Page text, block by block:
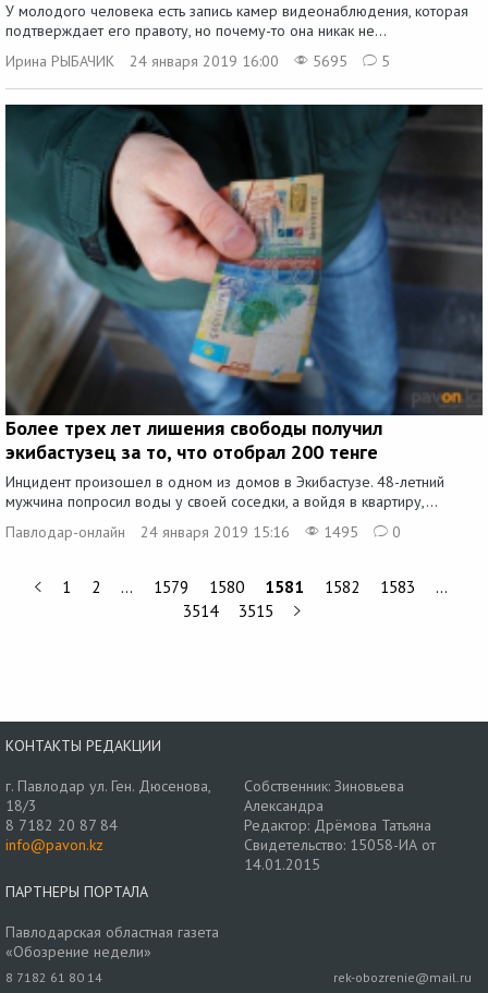
У молодого человека есть запись камер видеонаблюдения, которая
подтверждает его правоту, но почему-то она никак не...
Ирина РЫБАЧИК
24 января 2019 16:00 5695 5
Более трех лет лишения свободы получил
экибастузец за то, что отобрал 200 тенге
Инцидент произошел в одном из домов в Экибастузе. 48-летний
мужчина попросил воды у своей соседки, а войдя в квартиру,...
Павлодар-онлайн
24 января 2019 15:16 1495 0
1 2 … 1579 1580 1581 1582 1583
…
3514
3515
КОНТАКТЫ РЕДАКЦИИ
г. Павлодар ул. Ген. Дюсенова,
18/3
8 7182 20 87 84
info@pavon.kz
Собственник: Зиновьева
Александра
Редактор: Дрёмова Татьяна
Свидетельство: 15058-ИА от
14.01.2015
ПАРТНЕРЫ ПОРТАЛА
Павлодарская областная газета
«Обозрение недели»
8 7182 61 80 14 rek-obozrenie@mail.ru